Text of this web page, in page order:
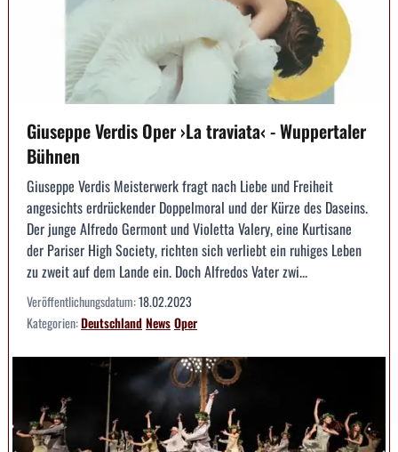
Giuseppe Verdis Oper ›La traviata‹ - Wuppertaler
Bühnen
Giuseppe Verdis Meisterwerk fragt nach Liebe und Freiheit
angesichts erdrückender Doppelmoral und der Kürze des Daseins.
Der junge Alfredo Germont und Violetta Valery, eine Kurtisane
der Pariser High Society, richten sich verliebt ein ruhiges Leben
zu zweit auf dem Lande ein. Doch Alfredos Vater zwi...
Veröffentlichungsdatum:18.02.2023
Kategorien:DeutschlandNewsOper